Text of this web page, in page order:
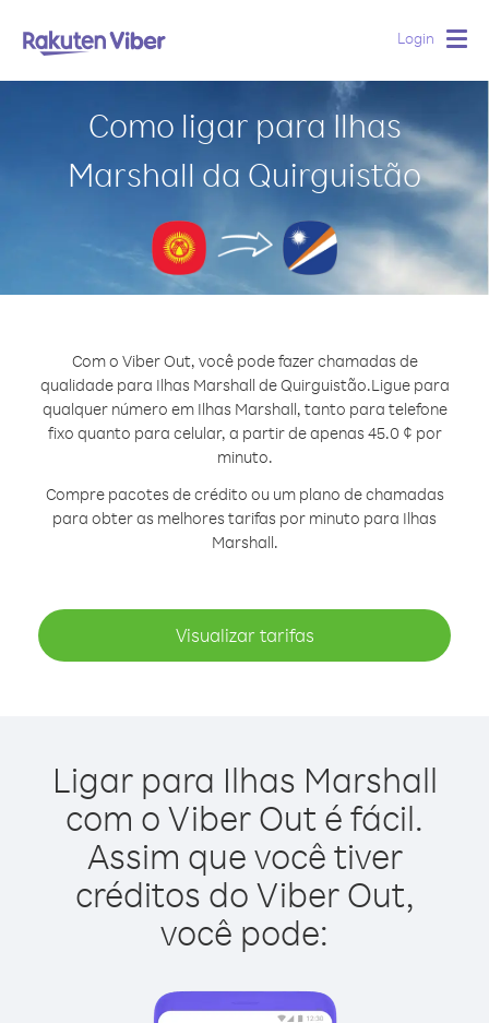
Login
Como ligar para Ilhas
Marshall da Quirguistão
Com o Viber Out, você pode fazer chamadas de
qualidade para Ilhas Marshall de Quirguistão.Ligue para
qualquer número em Ilhas Marshall, tanto para telefone
fixo quanto para celular, a partir de apenas 45.0 ¢ por
minuto.
Compre pacotes de crédito ou um plano de chamadas
para obter as melhores tarifas por minuto para Ilhas
Marshall.
Visualizar tarifas
Ligar para Ilhas Marshall
com o Viber Out é fácil.
Assim que você tiver
créditos do Viber Out,
você pode: